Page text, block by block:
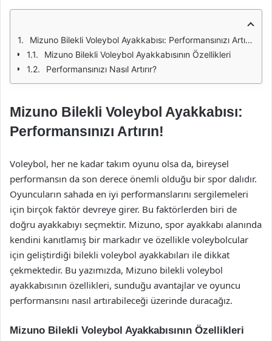
Mizuno Bilekli Voleybol Ayakkabısı: Performansınızı Artırın!
Mizuno Bilekli Voleybol Ayakkabısının Özellikleri
Performansınızı Nasıl Artırır?
Mizuno Bilekli Voleybol Ayakkabısı:
Performansınızı Artırın!
Voleybol, her ne kadar takım oyunu olsa da, bireysel
performansın da son derece önemli olduğu bir spor dalıdır.
Oyuncuların sahada en iyi performanslarını sergilemeleri
için birçok faktör devreye girer. Bu faktörlerden biri de
doğru ayakkabıyı seçmektir. Mizuno, spor ayakkabı alanında
kendini kanıtlamış bir markadır ve özellikle voleybolcular
için geliştirdiği bilekli voleybol ayakkabıları ile dikkat
çekmektedir. Bu yazımızda, Mizuno bilekli voleybol
ayakkabısının özellikleri, sunduğu avantajlar ve oyuncu
performansını nasıl artırabileceği üzerinde duracağız.
Mizuno Bilekli Voleybol Ayakkabısının Özellikleri